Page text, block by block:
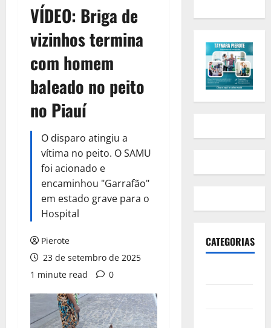
VÍDEO: Briga de
vizinhos termina
com homem
baleado no peito
no Piauí
O disparo atingiu a
vítima no peito. O SAMU
foi acionado e
encaminhou "Garrafão"
em estado grave para o
Hospital
Pierote
23 de setembro de 2025
1 minute read
0
CATEGORIAS